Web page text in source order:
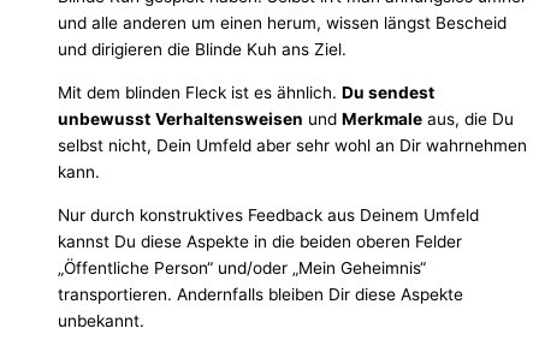
und alle anderen um einen herum, wissen längst Bescheid
und dirigieren die Blinde Kuh ans Ziel.
Mit dem blinden Fleck ist es ähnlich. Du sendest
unbewusst Verhaltensweisen und Merkmale aus, die Du
selbst nicht, Dein Umfeld aber sehr wohl an Dir wahrnehmen
kann.
Nur durch konstruktives Feedback aus Deinem Umfeld
kannst Du diese Aspekte in die beiden oberen Felder
„Öffentliche Person“ und/oder „Mein Geheimnis“
transportieren. Andernfalls bleiben Dir diese Aspekte
unbekannt.